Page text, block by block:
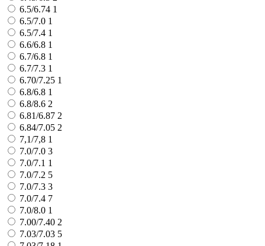
6.5/6.74 1
6.5/7.0 1
6.5/7.4 1
6.6/6.8 1
6.7/6.8 1
6.7/7.3 1
6.70/7.25 1
6.8/6.8 1
6.8/8.6 2
6.81/6.87 2
6.84/7.05 2
7,1/7,8 1
7.0/7.0 3
7.0/7.1 1
7.0/7.2 5
7.0/7.3 3
7.0/7.4 7
7.0/8.0 1
7.00/7.40 2
7.03/7.03 5